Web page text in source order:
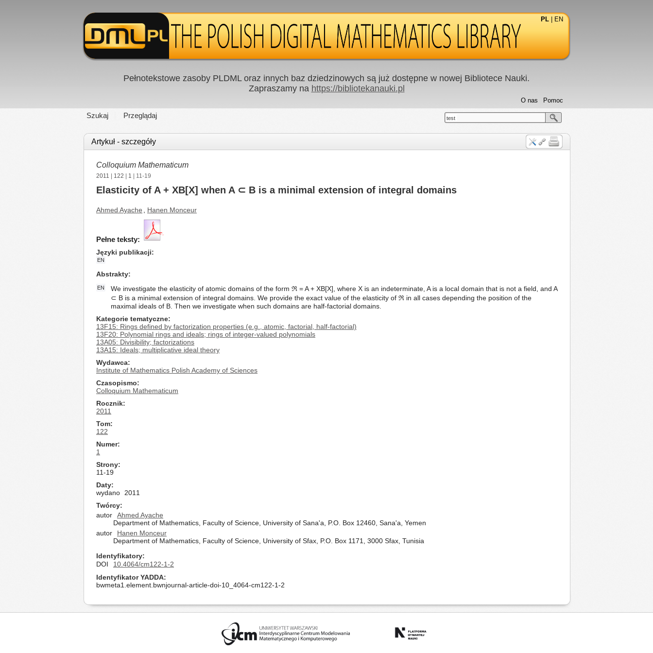
PL EN
Pełnotekstowe zasoby PLDML oraz innych baz dziedzinowych są już dostępne w nowej Bibliotece Nauki.
Zapraszamy na https://bibliotekanauki.pl
Szukaj Przeglądaj
Pomoc
O nas
test
Artykuł - szczegóły
Colloquium Mathematicum
2011 122 1 | 11-19
Elasticity of A + XB[X] when A ⊂ B is a minimal extension of integral domains
Ahmed Ayache Hanen Monceur
Pełne teksty:
Języki publikacji
EN
Abstrakty
EN
We investigate the elasticity of atomic domains of the form ℜ = A + XB[X], where X is an indeterminate, A is a local domain that is not a field, and A
⊂ B is a minimal extension of integral domains. We provide the exact value of the elasticity of ℜ in all cases depending the position of the
maximal ideals of B. Then we investigate when such domains are half-factorial domains.
Kategorie tematyczne
13F15: Rings defined by factorization properties (e.g., atomic, factorial, half-factorial)
13F20: Polynomial rings and ideals; rings of integer-valued polynomials
13A05: Divisibility; factorizations
13A15: Ideals; multiplicative ideal theory
Wydawca
Institute of Mathematics Polish Academy of Sciences
Czasopismo
Colloquium Mathematicum
Rocznik
2011
Tom
122
Numer
1
Strony
11-19
Daty
wydano
2011
Twórcy
autor
Ahmed Ayache
Department of Mathematics, Faculty of Science, University of Sana'a, P.O. Box 12460, Sana'a, Yemen
autor
Hanen Monceur
Department of Mathematics, Faculty of Science, University of Sfax, P.O. Box 1171, 3000 Sfax, Tunisia
Identyfikatory
DOI
10.4064/cm122-1-2
Identyfikator YADDA
bwmeta1.element.bwnjournal-article-doi-10_4064-cm122-1-2